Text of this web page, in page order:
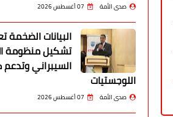
صدى الأمة 07 أغسطس 2026
البيانات الضخمة
تشكيل منظومة
السيبراني
اللوجستيات
صدى الأمة 07 أغسطس 2026